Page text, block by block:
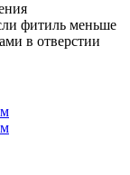
фитиль меньше
в отверстии